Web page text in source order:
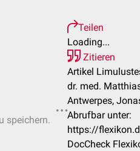
speichern.
Teilen
Loading...
Zitieren
Artikel
dr. med.
Antwerpes,
Abrufbar unter:
https://
DocCheck